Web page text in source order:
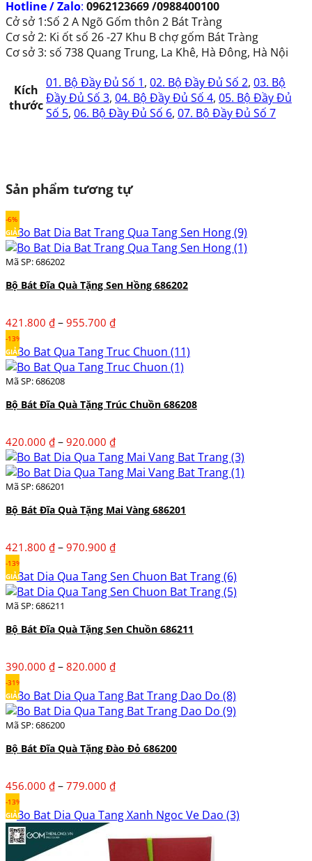
Hotline / Zalo: 0962123669 /0988400100
Cở sở 1:Số 2 A Ngõ Gốm thôn 2 Bát Tràng
Cơ sở 2: Ki ốt số 26 -27 Khu B chợ gốm Bát Tràng
Cơ sở 3: số 738 Quang Trung, La Khê, Hà Đông, Hà Nội
Kích
thước
01. Bộ Đầy Đủ Số 1, 02. Bộ Đầy Đủ Số 2, 03. Bộ
Đầy Đủ Số 3, 04. Bộ Đầy Đủ Số 4, 05. Bộ Đầy Đủ
Số 5, 06. Bộ Đầy Đủ Số 6, 07. Bộ Đầy Đủ Số 7
Sản phẩm tương tự
-6%
GIẢM
Mã SP: 686202
Bộ Bát Đĩa Quà Tặng Sen Hồng 686202
421.800 ₫ – 955.700 ₫Khoảng
từ
421.800 ₫
955.700 ₫
-13%
GIẢM
Mã SP: 686208
Bộ Bát Đĩa Quà Tặng Trúc Chuồn 686208
420.000 ₫ – 920.000 ₫Khoảng
giá:
từ
đến
920.000 ₫
Mã SP: 686201
Bộ Bát Đĩa Quà Tặng Mai Vàng 686201
421.800 ₫ – 970.900 ₫Khoảng
từ
421.800 ₫
970.900 ₫
-13%
GIẢM
Mã SP: 686211
Bộ Bát Đĩa Quà Tặng Sen Chuồn 686211
390.000 ₫ – 820.000 ₫Khoảng
từ
390.000 ₫
820.000 ₫
-31%
GIẢM
Mã SP: 686200
Bộ Bát Đĩa Quà Tặng Đào Đỏ 686200
456.000 ₫ – 779.000 ₫Khoảng
từ
-13%
GIẢM